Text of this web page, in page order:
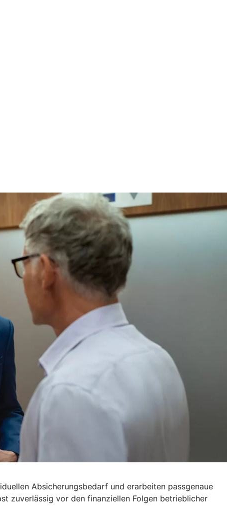
Absicherungsbedarf und erarbeiten passgenaue
zuverlässig vor den finanziellen Folgen betrieblicher